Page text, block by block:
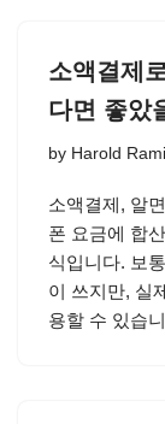
소액결제
다면 좋았
by Harold
소액결제, 알
폰 요금에 합
식입니다. 보
이 쓰지만, 실
용할 수 있습